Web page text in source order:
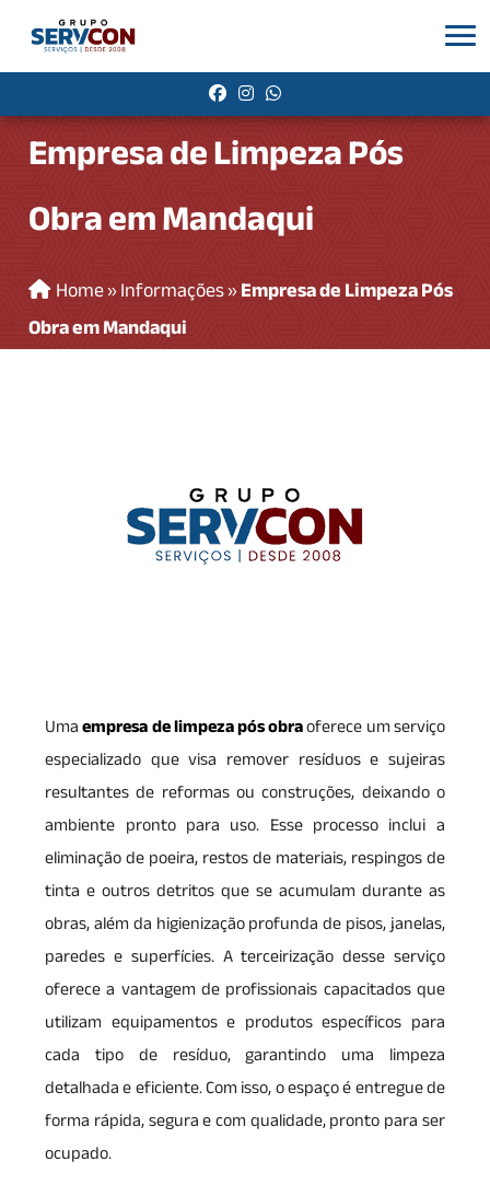
Empresa de Limpeza Pós
Obra em Mandaqui
Home»Informações»Empresa de Limpeza Pós
Obra em Mandaqui
Umaempresa de limpeza pós obraoferece um serviço
especializado que visa remover resíduos e sujeiras
resultantes de reformas ou construções, deixando o
ambiente pronto para uso. Esse processo inclui a
eliminação de poeira, restos de materiais, respingos de
tinta e outros detritos que se acumulam durante as
obras, além da higienização profunda de pisos, janelas,
paredes e superfícies. A terceirização desse serviço
oferece a vantagem de profissionais capacitados que
utilizam equipamentos e produtos específicos para
cada tipo de resíduo, garantindo uma limpeza
detalhada e eficiente. Com isso, o espaço é entregue de
forma rápida, segura e com qualidade, pronto para ser
ocupado.